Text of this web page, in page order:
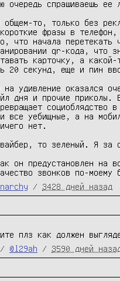
очередь спрашиваешь ее
то, только без
фразы в
что начала
qr-кода, что
карточку, а
20 секунд, еще и пин
на удивление оказался
дня и прочие приколы.
социоблядство
все уебищные, а на
нет.
то зеленый. Я за
он предустановлен на
звонков по-моему
/ 3428 дней назад
плз как должен
/ @l29ah / 3590 дней